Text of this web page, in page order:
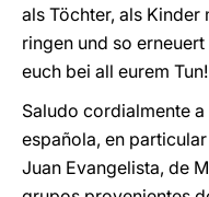
als Töchter, als Kinder
ringen und so
euch bei all eurem Tun!
Saludo cordialmente
española, en
Juan Evangelista, de